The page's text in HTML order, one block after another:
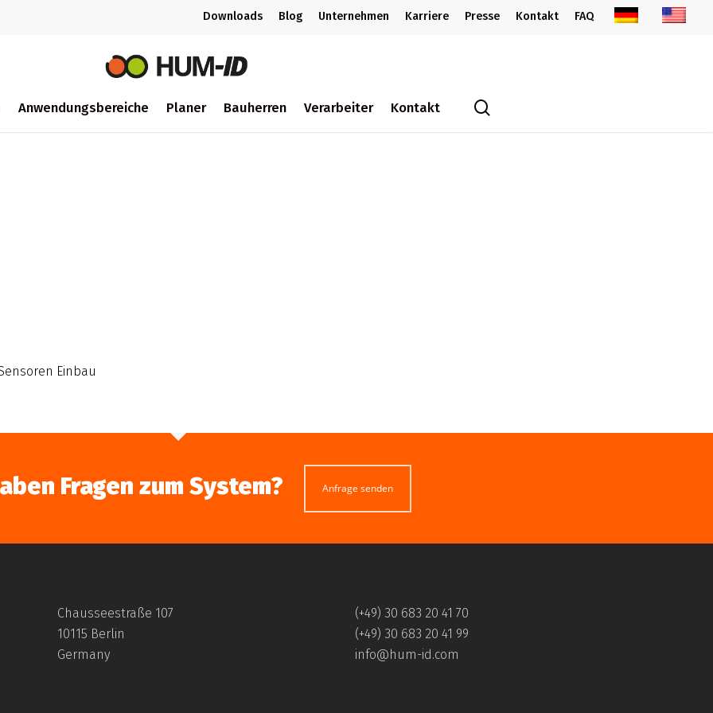
Downloads Blog Unternehmen Karriere Presse Kontakt FAQ
Anwendungsbereiche Planer Bauherren Verarbeiter Kontakt
Einbau
Fragen zum System? Anfrage senden
Chausseestraße 107
10115 Berlin
Germany
(+49) 30 683 20 41 70
(+49) 30 683 20 41 99
info@hum-id.com